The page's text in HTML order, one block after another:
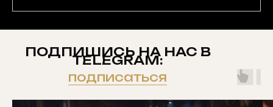
ПОДПИШИСЬ НА НАС В
TELEGRAM:
подписаться